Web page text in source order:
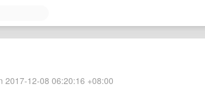
2017-12-08 06:20:16 +08:00